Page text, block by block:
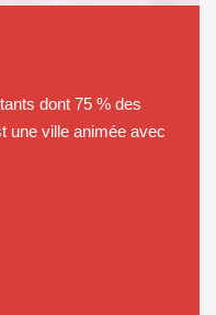
dont 75 % des
une ville animée avec